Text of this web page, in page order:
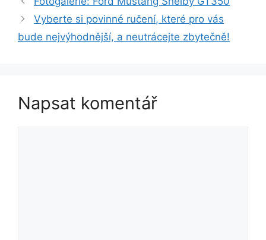
Vyberte si povinné ručení, které pro vás
bude nejvýhodnější, a neutrácejte zbytečně!
Napsat komentář